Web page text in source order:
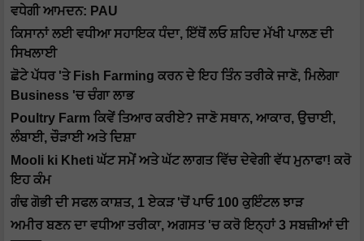
ਵਧੇਗੀ ਆਮਦਨ: PAU
ਕਿਸਾਨਾਂ ਲਈ ਵਧੀਆ ਸਹਾਇਕ ਧੰਦਾ, ਇੱਥੋਂ ਲਓ ਸ਼ਹਿਦ ਮੱਖੀ ਪਾਲਣ ਦੀ
ਸਿਖਲਾਈ
ਛੋਟੇ ਪੱਧਰ 'ਤੇ Fish Farming ਕਰਨ ਦੇ ਇਹ ਤਿੰਨ ਤਰੀਕੇ ਜਾਣੋ, ਮਿਲੇਗਾ
Business 'ਚ ਚੰਗਾ ਲਾਭ
Poultry Farm ਕਿਵੇਂ ਤਿਆਰ ਕਰੀਏ? ਜਾਣੋ ਸਥਾਨ, ਆਕਾਰ, ਉਚਾਈ,
ਲੰਬਾਈ, ਚੌੜਾਈ ਅਤੇ ਦਿਸ਼ਾ
Mooli ki Kheti ਘੱਟ ਸਮੇਂ ਅਤੇ ਘੱਟ ਲਾਗਤ ਵਿੱਚ ਦੇਵੇਗੀ ਵੱਧ ਮੁਨਾਫਾ! ਕਰੋ
ਇਹ ਕੰਮ
ਗੰਢ ਗੋਭੀ ਦੀ ਸਫਲ ਕਾਸ਼ਤ, 1 ਏਕੜ 'ਚੋਂ ਪਾਓ 100 ਕੁਇੰਟਲ ਝਾੜ
ਅਮੀਰ ਬਣਨ ਦਾ ਵਧੀਆ ਤਰੀਕਾ, ਅਗਸਤ 'ਚ ਕਰੋ ਇਨ੍ਹਾਂ 3 ਸਬਜ਼ੀਆਂ ਦੀ